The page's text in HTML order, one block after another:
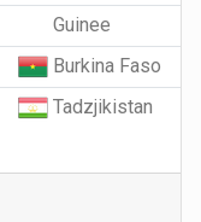
Guinee
Burkina Faso
Tadzjikistan